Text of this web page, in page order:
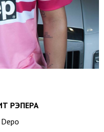
РЭПЕРА